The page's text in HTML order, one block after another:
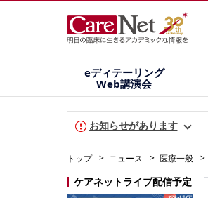
eディテーリング
Web講演会
お知らせがあります
トップ ニュース 医療一般
ケアネットライブ配信予定